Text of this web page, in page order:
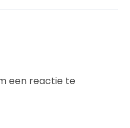
een reactie te